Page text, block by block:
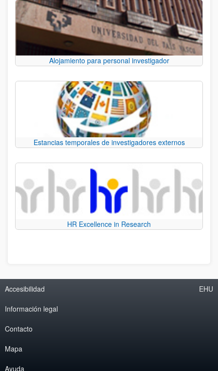
Alojamiento para personal investigador
Estancias temporales de investigadores externos
HR Excellence in Research
Accesibilidad
Información legal
Contacto
Mapa
Ayuda
EHU